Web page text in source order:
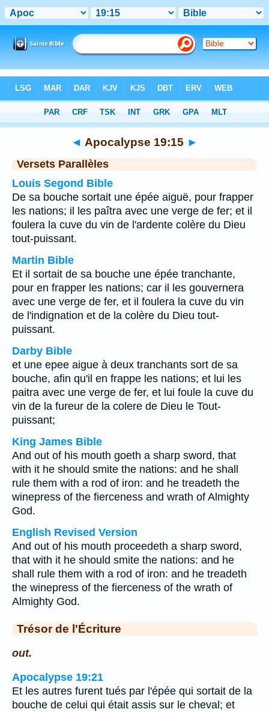
Chapitre 19 > Verset 15
◄ Apocalypse 19:15 ►
Versets Parallèles
Louis Segond Bible
De sa bouche sortait une épée aiguë, pour frapper
les nations; il les paîtra avec une verge de fer; et il
foulera la cuve du vin de l'ardente colère du Dieu
tout-puissant.
Martin Bible
Et il sortait de sa bouche une épée tranchante,
pour en frapper les nations; car il les gouvernera
avec une verge de fer, et il foulera la cuve du vin
de l'indignation et de la colère du Dieu tout-
puissant.
Darby Bible
et une epee aigue à deux tranchants sort de sa
bouche, afin qu'il en frappe les nations; et lui les
paitra avec une verge de fer, et lui foule la cuve du
vin de la fureur de la colere de Dieu le Tout-
puissant;
King James Bible
And out of his mouth goeth a sharp sword, that
with it he should smite the nations: and he shall
rule them with a rod of iron: and he treadeth the
winepress of the fierceness and wrath of Almighty
God.
English Revised Version
And out of his mouth proceedeth a sharp sword,
that with it he should smite the nations: and he
shall rule them with a rod of iron: and he treadeth
the winepress of the fierceness of the wrath of
Almighty God.
Trésor de l'Écriture
out.
Apocalypse 19:21
Et les autres furent tués par l'épée qui sortait de la
bouche de celui qui était assis sur le cheval; et